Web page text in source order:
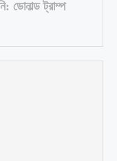
ডোনাল্ড ট্রাম্প